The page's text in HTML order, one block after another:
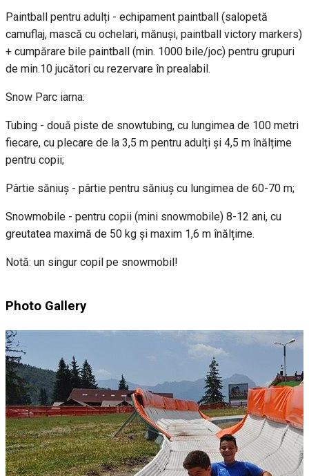
Paintball pentru adulți - echipament paintball (salopetă
camuflaj, mască cu ochelari, mănuși, paintball victory markers)
+ cumpărare bile paintball (min. 1000 bile/joc) pentru grupuri
de min.10 jucători cu rezervare în prealabil.
Snow Parc iarna:
Tubing - două piste de snowtubing, cu lungimea de 100 metri
fiecare, cu plecare de la 3,5 m pentru adulți și 4,5 m înălțime
pentru copii;
Pârtie săniuș - pârtie pentru săniuș cu lungimea de 60-70 m;
Snowmobile - pentru copii (mini snowmobile) 8-12 ani, cu
greutatea maximă de 50 kg și maxim 1,6 m înălțime.
Notă: un singur copil pe snowmobil!
Photo Gallery